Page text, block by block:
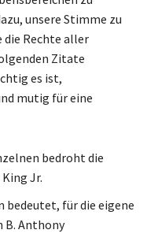
unsere Stimme zu
die Rechte aller
Zitate
es ist,
mutig für eine
bedroht die
Jr.
bedeutet, für die eigene
B. Anthony